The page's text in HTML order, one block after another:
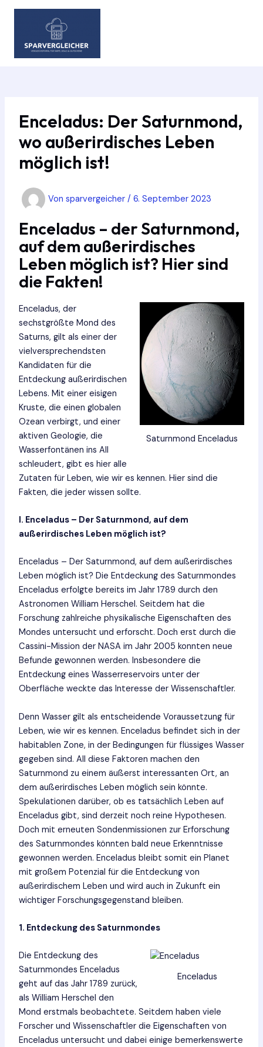
Zum
Enceladus: Der Saturnmond,
wo außerirdisches Leben
möglich ist!
Von sparvergeicher / 6. September 2023
Enceladus – der Saturnmond,
auf dem außerirdisches
Leben möglich ist? Hier sind
die Fakten!
Saturnmond Enceladus
Enceladus, der
sechstgrößte Mond des
Saturns, gilt als einer der
vielversprechendsten
Kandidaten für die
Entdeckung außerirdischen
Lebens. Mit einer eisigen
Kruste, die einen globalen
Ozean verbirgt, und einer
aktiven Geologie, die
Wasserfontänen ins All
schleudert, gibt es hier alle
Zutaten für Leben, wie wir es kennen. Hier sind die
Fakten, die jeder wissen sollte.
I. Enceladus – Der Saturnmond, auf dem
außerirdisches Leben möglich ist?
Enceladus – Der Saturnmond, auf dem außerirdisches
Leben möglich ist? Die Entdeckung des Saturnmondes
Enceladus erfolgte bereits im Jahr 1789 durch den
Astronomen William Herschel. Seitdem hat die
Forschung zahlreiche physikalische Eigenschaften des
Mondes untersucht und erforscht. Doch erst durch die
Cassini-Mission der NASA im Jahr 2005 konnten neue
Befunde gewonnen werden. Insbesondere die
Entdeckung eines Wasserreservoirs unter der
Oberfläche weckte das Interesse der Wissenschaftler.
Denn Wasser gilt als entscheidende Voraussetzung für
Leben, wie wir es kennen. Enceladus befindet sich in der
habitablen Zone, in der Bedingungen für flüssiges Wasser
gegeben sind. All diese Faktoren machen den
Saturnmond zu einem äußerst interessanten Ort, an
dem außerirdisches Leben möglich sein könnte.
Spekulationen darüber, ob es tatsächlich Leben auf
Enceladus gibt, sind derzeit noch reine Hypothesen.
Doch mit erneuten Sondenmissionen zur Erforschung
des Saturnmondes könnten bald neue Erkenntnisse
gewonnen werden. Enceladus bleibt somit ein Planet
mit großem Potenzial für die Entdeckung von
außerirdischem Leben und wird auch in Zukunft ein
wichtiger Forschungsgegenstand bleiben.
1. Entdeckung des Saturnmondes
Enceladus
Die Entdeckung des
Saturnmondes Enceladus
geht auf das Jahr 1789 zurück,
als William Herschel den
Mond erstmals beobachtete. Seitdem haben viele
Forscher und Wissenschaftler die Eigenschaften von
Enceladus untersucht und dabei einige bemerkenswerte